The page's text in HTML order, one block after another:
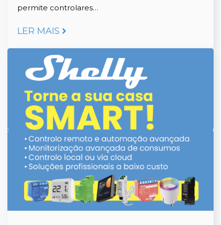
permite controlares…
LER MAIS